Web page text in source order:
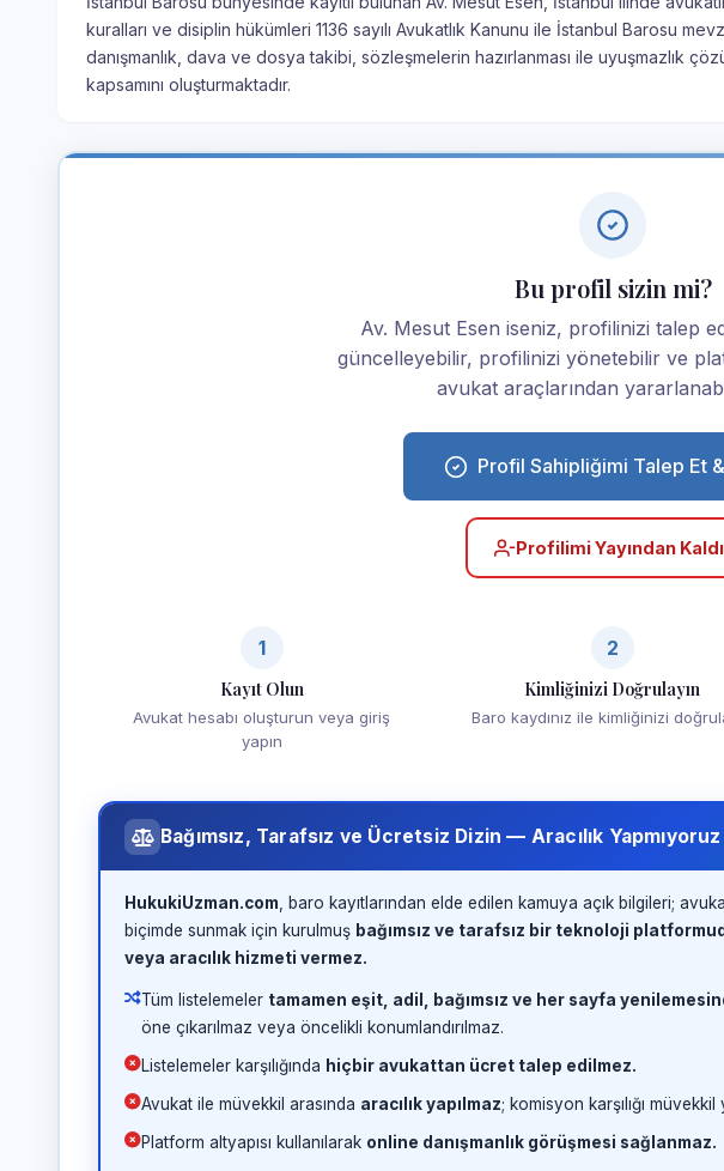
kuralları ve disiplin hükümleri 1136 sayılı Avukatlık Kanunu ile İstanbul Barosu
danışmanlık, dava ve dosya takibi, sözleşmelerin hazırlanması ile uyuşmazlık
kapsamını oluşturmaktadır.
Bu profil sizin mi?
Av. Mesut Esen iseniz, profilinizi talep
güncelleyebilir, profilinizi yönetebilir ve
avukat araçlarından
Profil Sahipliğimi Talep Et
Profilimi Yayından
1
Kayıt Olun
Avukat hesabı oluşturun veya giriş
yapın
2
Kimliğinizi Doğrulayın
Baro kaydınız ile kimliğinizi
Bağımsız, Tarafsız ve Ücretsiz Dizin — Aracılık Yapmıyoruz
HukukiUzman.com , baro kayıtlarından elde edilen kamuya açık bilgileri;
biçimde sunmak için kurulmuş bağımsız ve tarafsız bir teknoloji
veya aracılık hizmeti vermez.
Tüm listelemeler tamamen eşit, adil, bağımsız ve her sayfa
öne çıkarılmaz veya öncelikli konumlandırılmaz.
Listelemeler karşılığında hiçbir avukattan ücret talep edilmez.
Avukat ile müvekkil arasında aracılık yapılmaz; komisyon karşılığı
Platform altyapısı kullanılarak online danışmanlık görüşmesi sağlanmaz.